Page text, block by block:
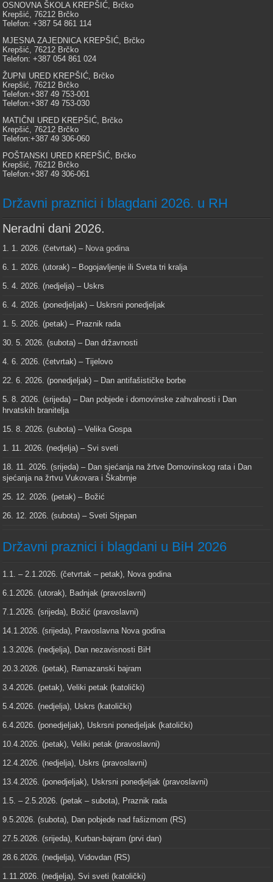
OSNOVNA ŠKOLA KREPŠIĆ, Brčko
Krepšić, 76212 Brčko
Telefon: +387 54 861 114
MJESNA ZAJEDNICA KREPŠIĆ, Brčko
Krepšić, 76212 Brčko
Telefon: +387 054 861 024
ŽUPNI URED KREPŠIĆ, Brčko
Krepšić, 76212 Brčko
Telefon:+387 49 753-001
Telefon:+387 49 753-030
MATIČNI URED KREPŠIĆ, Brčko
Krepšić, 76212 Brčko
Telefon:+387 49 306-060
POŠTANSKI URED KREPŠIĆ, Brčko
Krepšić, 76212 Brčko
Telefon:+387 49 306-061
Državni praznici i blagdani 2026. u RH
Neradni dani 2026.
1. 1. 2026. (četvrtak) – Nova godina
6. 1. 2026. (utorak) – Bogojavljenje ili Sveta tri kralja
5. 4. 2026. (nedjelja) – Uskrs
6. 4. 2026. (ponedjeljak) – Uskrsni ponedjeljak
1. 5. 2026. (petak) – Praznik rada
30. 5. 2026. (subota) – Dan državnosti
4. 6. 2026. (četvrtak) – Tijelovo
22. 6. 2026. (ponedjeljak) – Dan antifašističke borbe
5. 8. 2026. (srijeda) – Dan pobjede i domovinske zahvalnosti i Dan
hrvatskih branitelja
15. 8. 2026. (subota) – Velika Gospa
1. 11. 2026. (nedjelja) – Svi sveti
18. 11. 2026. (srijeda) – Dan sjećanja na žrtve Domovinskog rata i Dan
sjećanja na žrtvu Vukovara i Škabrnje
25. 12. 2026. (petak) – Božić
26. 12. 2026. (subota) – Sveti Stjepan
Državni praznici i blagdani u BiH 2026
1.1. – 2.1.2026. (četvrtak – petak), Nova godina
6.1.2026. (utorak), Badnjak (pravoslavni)
7.1.2026. (srijeda), Božić (pravoslavni)
14.1.2026. (srijeda), Pravoslavna Nova godina
1.3.2026. (nedjelja), Dan nezavisnosti BiH
20.3.2026. (petak), Ramazanski bajram
3.4.2026. (petak), Veliki petak (katolički)
5.4.2026. (nedjelja), Uskrs (katolički)
6.4.2026. (ponedjeljak), Uskrsni ponedjeljak (katolički)
10.4.2026. (petak), Veliki petak (pravoslavni)
12.4.2026. (nedjelja), Uskrs (pravoslavni)
13.4.2026. (ponedjeljak), Uskrsni ponedjeljak (pravoslavni)
1.5. – 2.5.2026. (petak – subota), Praznik rada
9.5.2026. (subota), Dan pobjede nad fašizmom (RS)
27.5.2026. (srijeda), Kurban-bajram (prvi dan)
28.6.2026. (nedjelja), Vidovdan (RS)
1.11.2026. (nedjelja), Svi sveti (katolički)